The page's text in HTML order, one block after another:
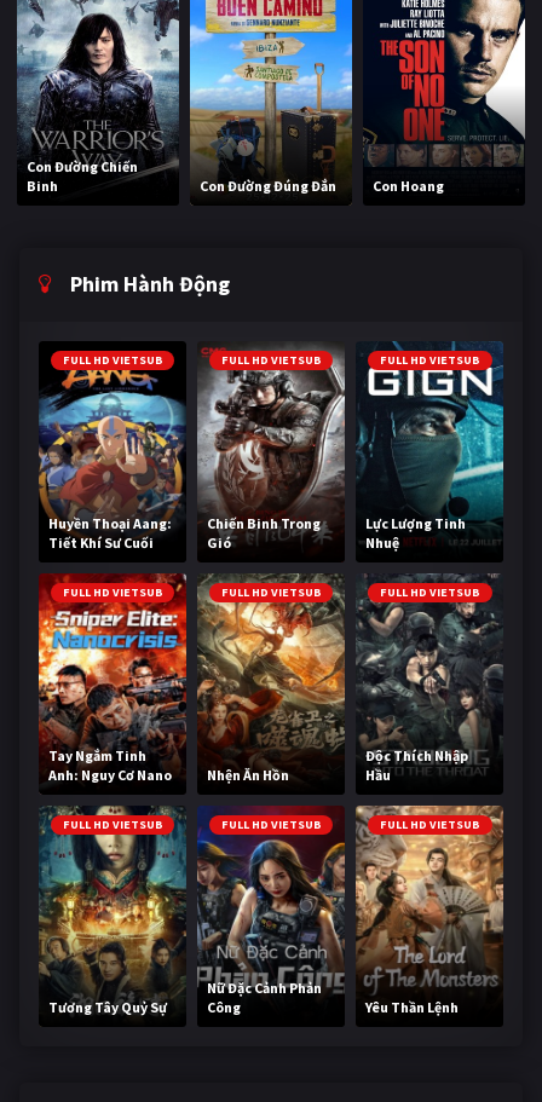
Con Đường Chiến
Binh
Con Đường Đúng Đắn Con Hoang
Phim Hành Động
FULL HD VIETSUB
Huyền Thoại Aang:
Tiết Khí Sư Cuối
Cùng
FULL HD VIETSUB
Chiến Binh Trong
Gió
FULL HD VIETSUB
Lực Lượng Tinh
Nhuệ
FULL HD VIETSUB
Tay Ngắm Tinh
Anh: Nguy Cơ Nano
FULL HD VIETSUB
Nhện Ăn Hồn
FULL HD VIETSUB
Độc Thích Nhập
Hầu
FULL HD VIETSUB
Tương Tây Quỷ Sự
FULL HD VIETSUB
Nữ Đặc Cảnh Phản
Công
FULL HD VIETSUB
Yêu Thần Lệnh